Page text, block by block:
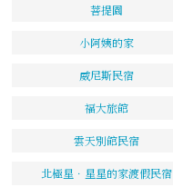
菩提園
小阿姨的家
威尼斯民宿
福大旅館
雲天別館民宿
北極星．星星的家渡假民宿